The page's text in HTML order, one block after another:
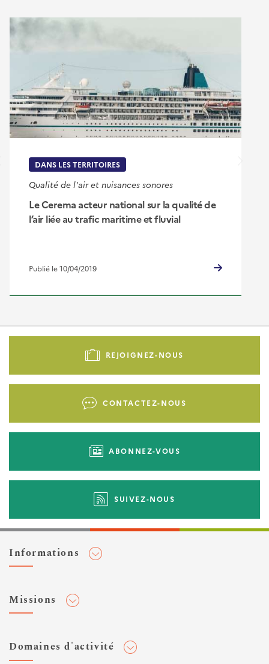
DANS LES TERRITOIRES
Qualité de l'air et nuisances sonores
Le Cerema acteur national sur la qualité de
l’air liée au trafic maritime et fluvial
Publié le 10/04/2019
Pied
-
REJOIGNEZ-NOUS
CONTACTEZ-NOUS
ABONNEZ-VOUS
SUIVEZ-NOUS
Informations
Flux RSS
Missions
Domaines d'activité